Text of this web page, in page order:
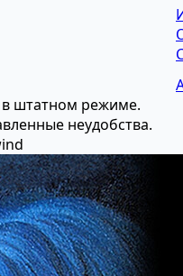
в штатном режиме.
неудобства.